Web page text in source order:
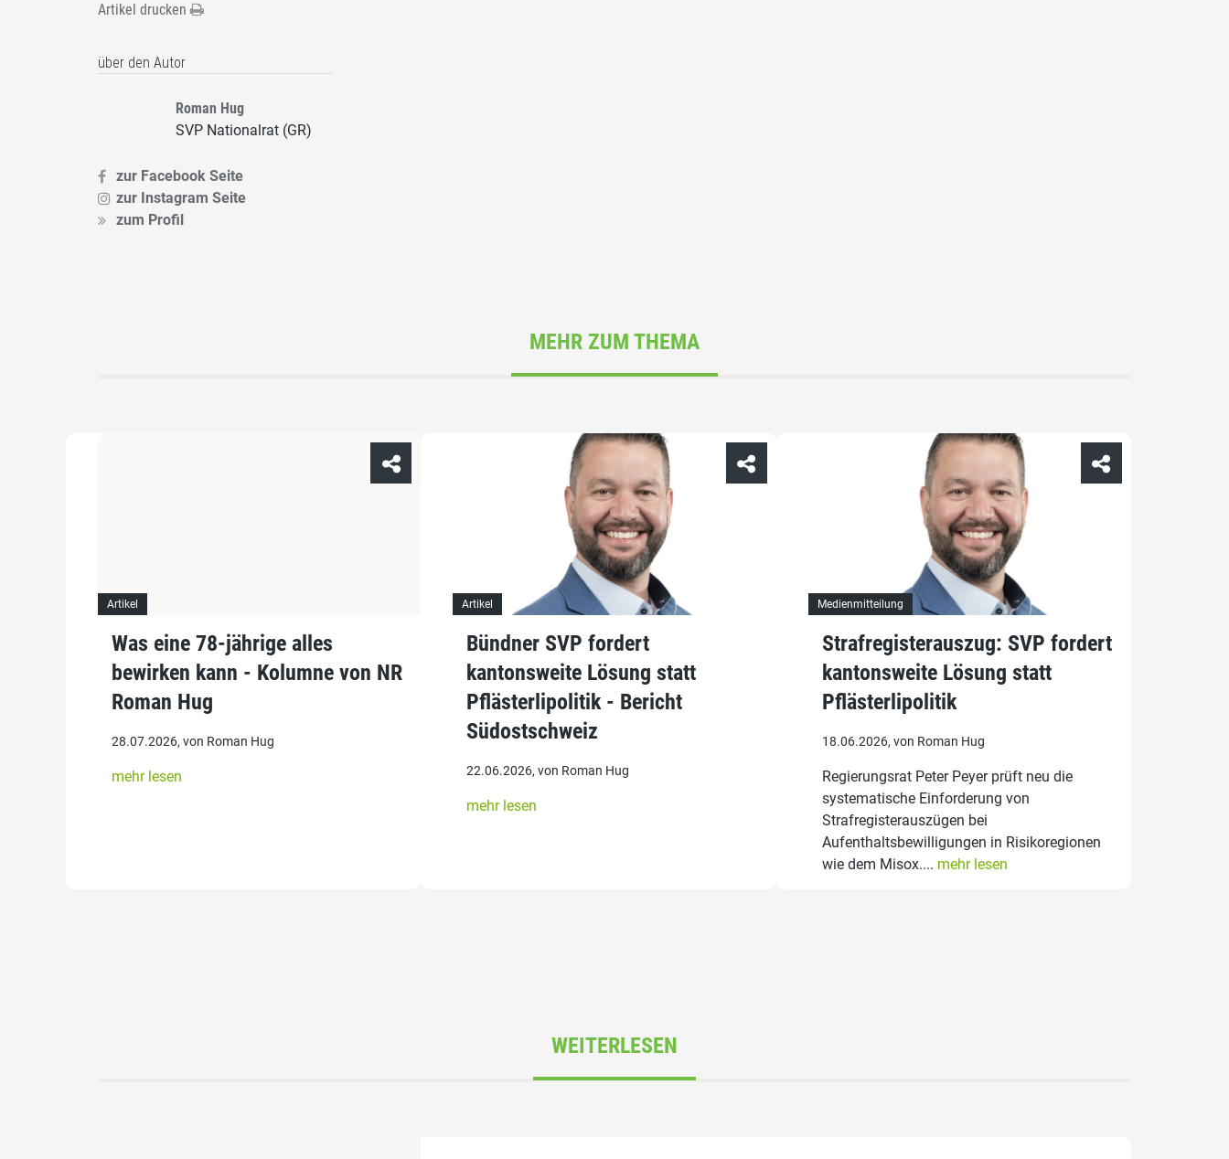
Artikel drucken
über den Autor
Roman Hug
SVP Nationalrat (GR)
zur Facebook Seite
zur Instagram Seite
zum Profil
MEHR ZUM THEMA
Artikel
Was eine 78-jährige alles
bewirken kann - Kolumne von NR
Roman Hug
28.07.2026, von Roman Hug
mehr lesen
Artikel
Bündner SVP fordert
kantonsweite Lösung statt
Pflästerlipolitik - Bericht
Südostschweiz
22.06.2026, von Roman Hug
mehr lesen
Medienmitteilung
Strafregisterauszug: SVP fordert
kantonsweite Lösung statt
Pflästerlipolitik
18.06.2026, von Roman Hug
Regierungsrat Peter Peyer prüft neu die
systematische Einforderung von
Strafregisterauszügen bei
Aufenthaltsbewilligungen in Risikoregionen
wie dem Misox.... mehr lesen
WEITERLESEN